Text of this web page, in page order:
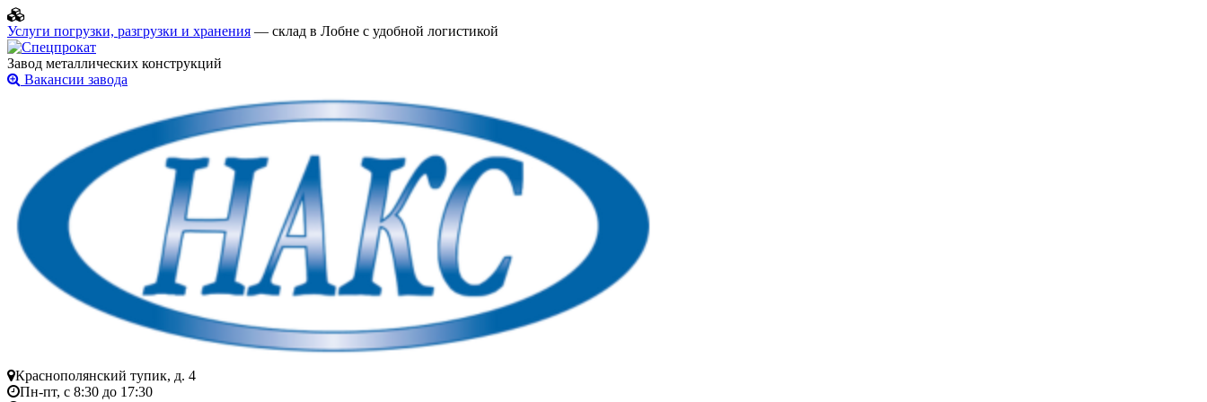
Услуги погрузки, разгрузки и хранения — склад в Лобне с удобной логистикой
Завод металлических конструкций
Вакансии завода
Краснополянский тупик, д. 4
Пн-пт, с 8:30 до 17:30